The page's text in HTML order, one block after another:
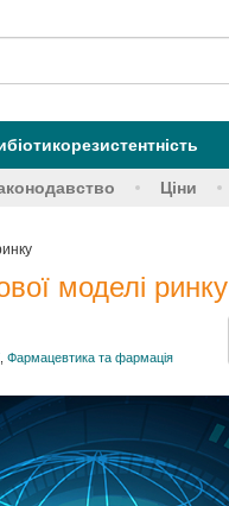
Ціни
моделі ринку
Фармацевтика та фармація